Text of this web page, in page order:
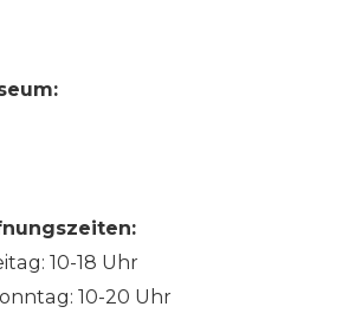
10-18 Uhr
10-20 Uhr